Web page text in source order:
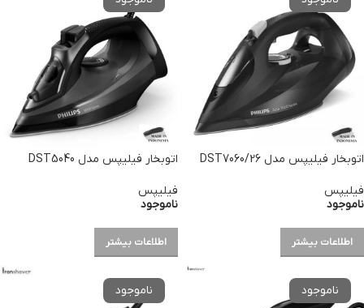
اتوبخار فیلیپس مدل DST7060/26
فیلیپس
ناموجود
اطلاعات بیشتر
اتوبخار فیلیپس مدل DST5040
فیلیپس
ناموجود
اطلاعات بیشتر